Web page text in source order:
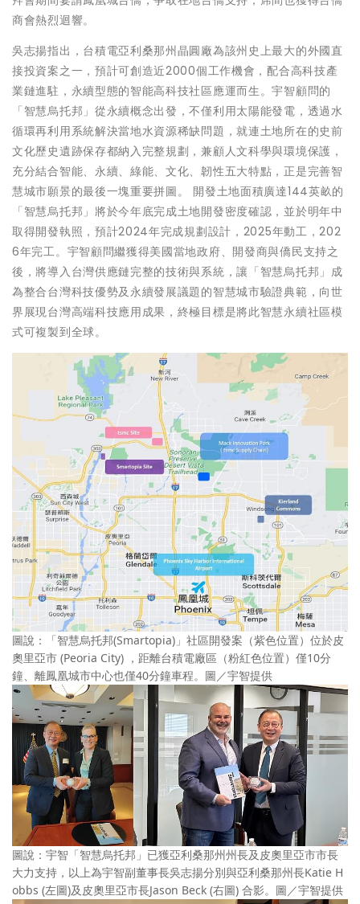
商會熱烈迴響。
吳志揚指出，台積電亞利桑那州晶圓廠為該州史上最大的外國直
接投資案之一，預計可創造近2000個工作機會，配合高科技產
業鏈進駐，永續型態的智能高科技社區應運而生。宇智顧問的
「智慧烏托邦」從永續概念出發，不僅利用太陽能發電，透過水
循環再利用系統解決當地水資源稀缺問題，就連土地所在的史前
文化歷史遺跡保存都納入完整規劃，兼顧人文科學與環境保護，
充分結合智能、永續、綠能、文化、韌性五大特點，正是完善智
慧城市願景的最後一塊重要拼圖。 開發土地面積廣達144英畝的
「智慧烏托邦」將於今年底完成土地開發密度確認，並於明年中
取得開發執照，預計2024年完成規劃設計，2025年動工，202
6年完工。宇智顧問繼獲得美國當地政府、開發商與僑民支持之
後，將導入台灣供應鏈完整的技術與系統，讓「智慧烏托邦」成
為整合台灣科技優勢及永續發展議題的智慧城市驗證典範，向世
界展現台灣高端科技應用成果，終極目標是將此智慧永續社區模
式可複製到全球。
圖說：「智慧烏托邦(Smartopia)」社區開發案（紫色位置）位於皮
奧里亞市 (Peoria City) ，距離台積電廠區（粉紅色位置）僅10分
鐘、離鳳凰城市中心也僅40分鐘車程。圖／宇智提供
圖說：宇智「智慧烏托邦」已獲亞利桑那州州長及皮奧里亞市市長
大力支持，以上為宇智副董事長吳志揚分別與亞利桑那州長Katie H
obbs (左圖)及皮奧里亞市長Jason Beck (右圖) 合影。圖／宇智提供